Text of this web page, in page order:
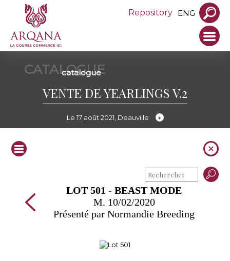
Repository ENG
CATALOGUE
catalogue
VENTE DE YEARLINGS V.2
Le 17 août 2021, Deauville
LOT 501 - BEAST MODE
M. 10/02/2020
Présenté par Normandie Breeding